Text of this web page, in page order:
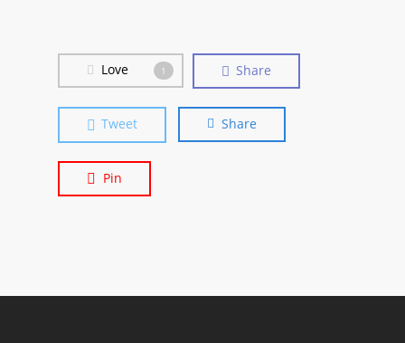
Love 1 Share
Tweet Share
Pin